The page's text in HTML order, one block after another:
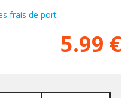
frais de port
5.99 €